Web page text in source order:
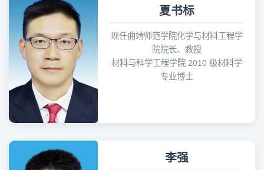
夏书标
现任曲靖师范学院化学与材料工程学
院院长、教授
材料与科学工程学院 2010 级材料学
专业博士
李强